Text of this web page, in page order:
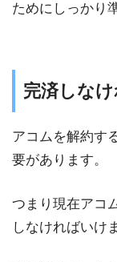
ためにしっかり
完済しな
アコムを解約す
要があります。
つまり現在アコ
しなければいけ